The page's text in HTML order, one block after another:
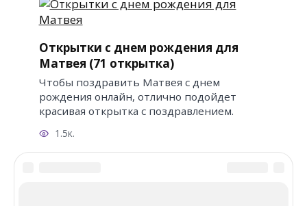
Открытки с днем рождения для
Матвея (71 открытка)
Чтобы поздравить Матвея с днем
рождения онлайн, отлично подойдет
красивая открытка с поздравлением.
1.5к.